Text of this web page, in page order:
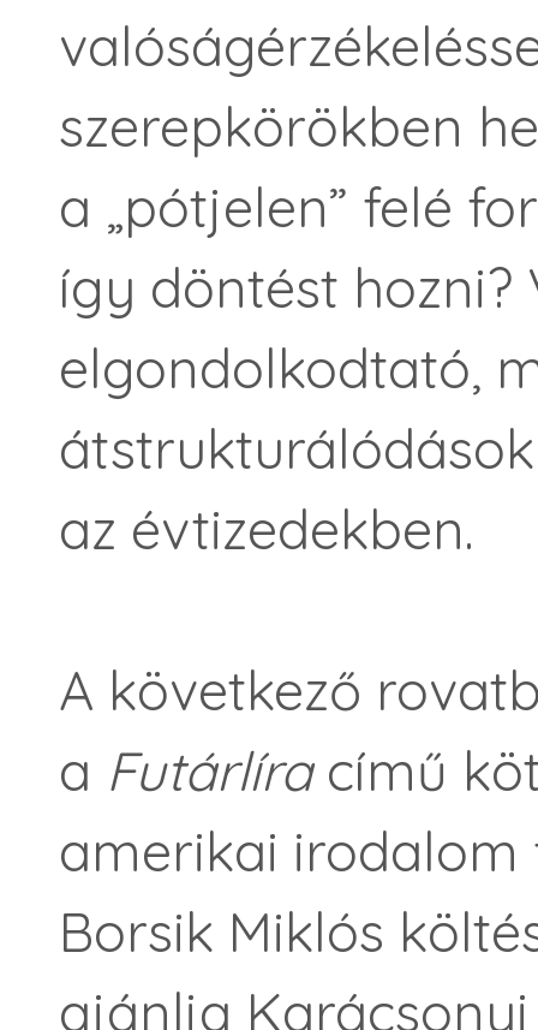
szerepkörökben
a „pótjelen” felé
így döntést hozni?
elgondolkodtató,
az évtizedekben.
A következő
a Futárlíracímű
amerikai irodalom
Borsik Miklós
ajánlja